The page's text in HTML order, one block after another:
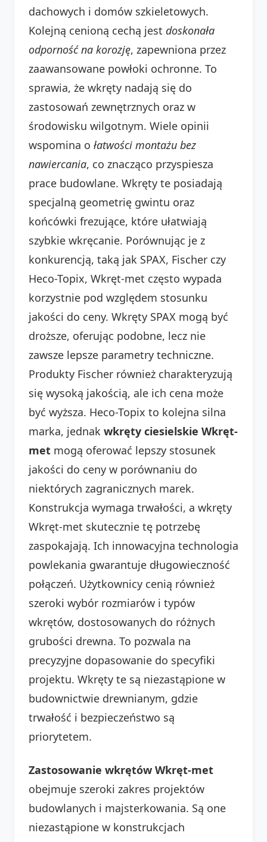
dachowych i domów szkieletowych.
Kolejną cenioną cechą jest doskonała
odporność na korozję, zapewniona przez
zaawansowane powłoki ochronne. To
sprawia, że wkręty nadają się do
zastosowań zewnętrznych oraz w
środowisku wilgotnym. Wiele opinii
wspomina o łatwości montażu bez
nawiercania, co znacząco przyspiesza
prace budowlane. Wkręty te posiadają
specjalną geometrię gwintu oraz
końcówki frezujące, które ułatwiają
szybkie wkręcanie. Porównując je z
konkurencją, taką jak SPAX, Fischer czy
Heco-Topix, Wkręt-met często wypada
korzystnie pod względem stosunku
jakości do ceny. Wkręty SPAX mogą być
droższe, oferując podobne, lecz nie
zawsze lepsze parametry techniczne.
Produkty Fischer również charakteryzują
się wysoką jakością, ale ich cena może
być wyższa. Heco-Topix to kolejna silna
marka, jednak wkręty ciesielskie Wkręt-
met mogą oferować lepszy stosunek
jakości do ceny w porównaniu do
niektórych zagranicznych marek.
Konstrukcja wymaga trwałości, a wkręty
Wkręt-met skutecznie tę potrzebę
zaspokajają. Ich innowacyjna technologia
powlekania gwarantuje długowieczność
połączeń. Użytkownicy cenią również
szeroki wybór rozmiarów i typów
wkrętów, dostosowanych do różnych
grubości drewna. To pozwala na
precyzyjne dopasowanie do specyfiki
projektu. Wkręty te są niezastąpione w
budownictwie drewnianym, gdzie
trwałość i bezpieczeństwo są
priorytetem.
Zastosowanie wkrętów Wkręt-met
obejmuje szeroki zakres projektów
budowlanych i majsterkowania. Są one
niezastąpione w konstrukcjach